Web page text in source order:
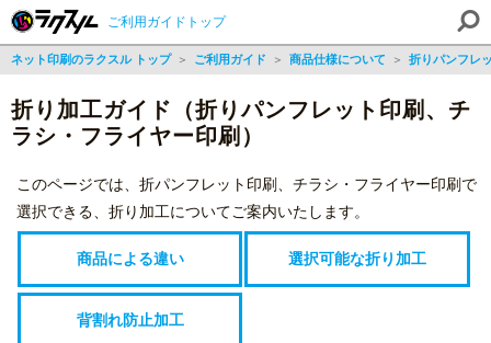
ご利用ガイドトップ
ネット印刷のラクスル トップ ＞ ご利用ガイド ＞ 商品仕様について ＞ 折りパンフレ
折り加工ガイド（折りパンフレット印刷、チ
ラシ・フライヤー印刷）
このページでは、折パンフレット印刷、チラシ・フライヤー印刷で
選択できる、折り加工についてご案内いたします。
商品による違い 選択可能な折り加工
背割れ防止加工